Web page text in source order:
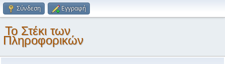
Σύνδεση Εγγραφή
Το Στέκι των
Πληροφορικών